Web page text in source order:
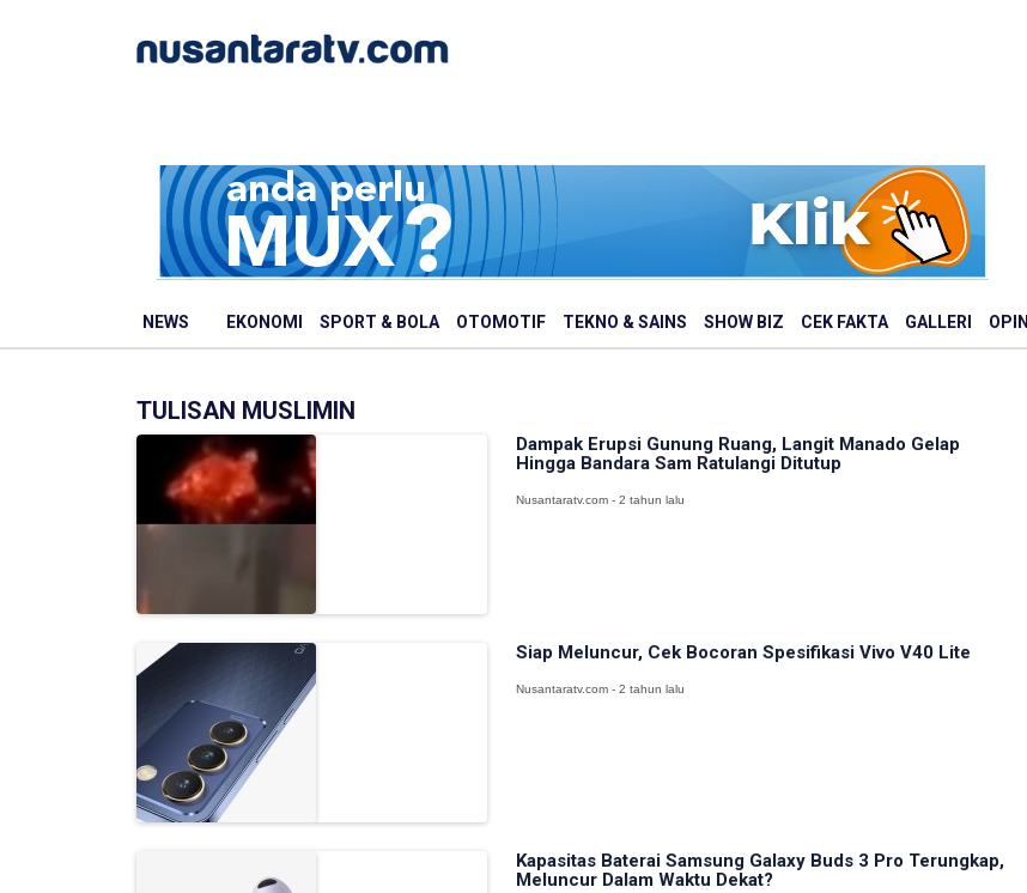
NEWS EKONOMI SPORT & BOLA OTOMOTIF TEKNO & SAINS SHOW BIZ CEK FAKTA GALLERI OPINI
TULISAN MUSLIMIN
Dampak Erupsi Gunung Ruang, Langit Manado Gelap
Hingga Bandara Sam Ratulangi Ditutup
Nusantaratv.com - 2 tahun lalu
Siap Meluncur, Cek Bocoran Spesifikasi Vivo V40 Lite
Nusantaratv.com - 2 tahun lalu
Kapasitas Baterai Samsung Galaxy Buds 3 Pro Terungkap,
Meluncur Dalam Waktu Dekat?